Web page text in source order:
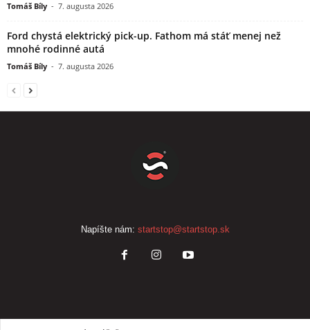
Tomáš Bíly - 7. augusta 2026
Ford chystá elektrický pick-up. Fathom má stáť menej než
mnohé rodinné autá
Tomáš Bíly - 7. augusta 2026
Napíšte nám: startstop@startstop.sk